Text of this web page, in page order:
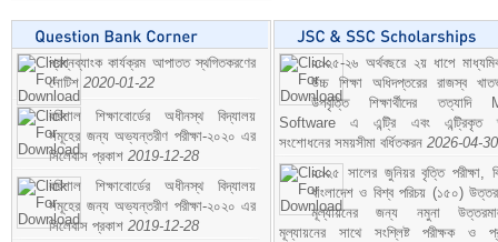
প্রশ্নব্যাংক কার্যক্রম আপাতত স্থগিতকরণের
নোটিশ 2020-01-22
বরিশাল শিক্ষাবোর্ডের অধীনস্থ বিদ্যালয়
সমূহের জন্য অভ্যন্তরীণ পরীক্ষা-২০২০ এর
সিলেবাস প্রকাশ 2019-12-28
বরিশাল শিক্ষাবোর্ডের অধীনস্থ বিদ্যালয়
সমূহের জন্য অভ্যন্তরীণ পরীক্ষা-২০২০ এর
সিলেবাস প্রকাশ 2019-12-28
২০২৫-২৬ অর্থবছরে ২য় ধাপে
উচ্চ শিক্ষা অধিদপ্তরের রাজস্ব
উপবৃত্তি শিক্ষার্থীদের তত্যাদি
Software এ এন্ট্রি এবং এন্ট্রিকৃত
সংশোধনের সময়সীমা বর্ধিতকরন 2026-04-30
২০২৫ সালের জুনিয়র বৃত্তি পরীক্ষা,
বাংলাদেশ ও বিশ্ব পরিচয় (১৫০)
মূল্যায়নের জন্য নমুনা
মূল্যায়নের সাথে সংশ্লিষ্ট পরীক্ষক ও